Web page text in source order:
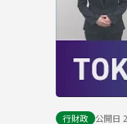
行財政 公開日